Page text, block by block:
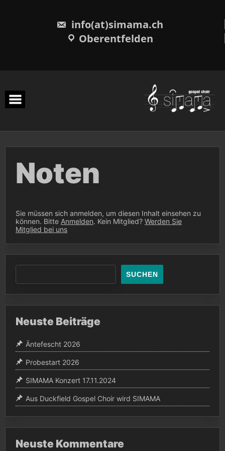
info(at)simama.ch
Oberentfelden
Noten
Sie müssen sich anmelden, um diesen Inhalt einsehen zu
können. Bitte Anmelden. Kein Mitglied? Werden Sie
Mitglied bei uns
SUCHEN
Neuste Beiträge
Äntefescht 2026
Probestart 2026
SIMAMA Konzert 17.11.2024
Aus Duckfield Gospel Choir wird SIMAMA
Neuste Kommentare